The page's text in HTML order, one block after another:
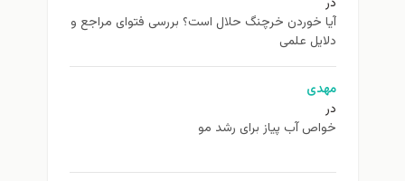
آیا خوردن خرچنگ حلال است؟ بررسی فتوای مراجع و
دلایل علمی
مهدی
در
خواص آب پیاز برای رشد مو